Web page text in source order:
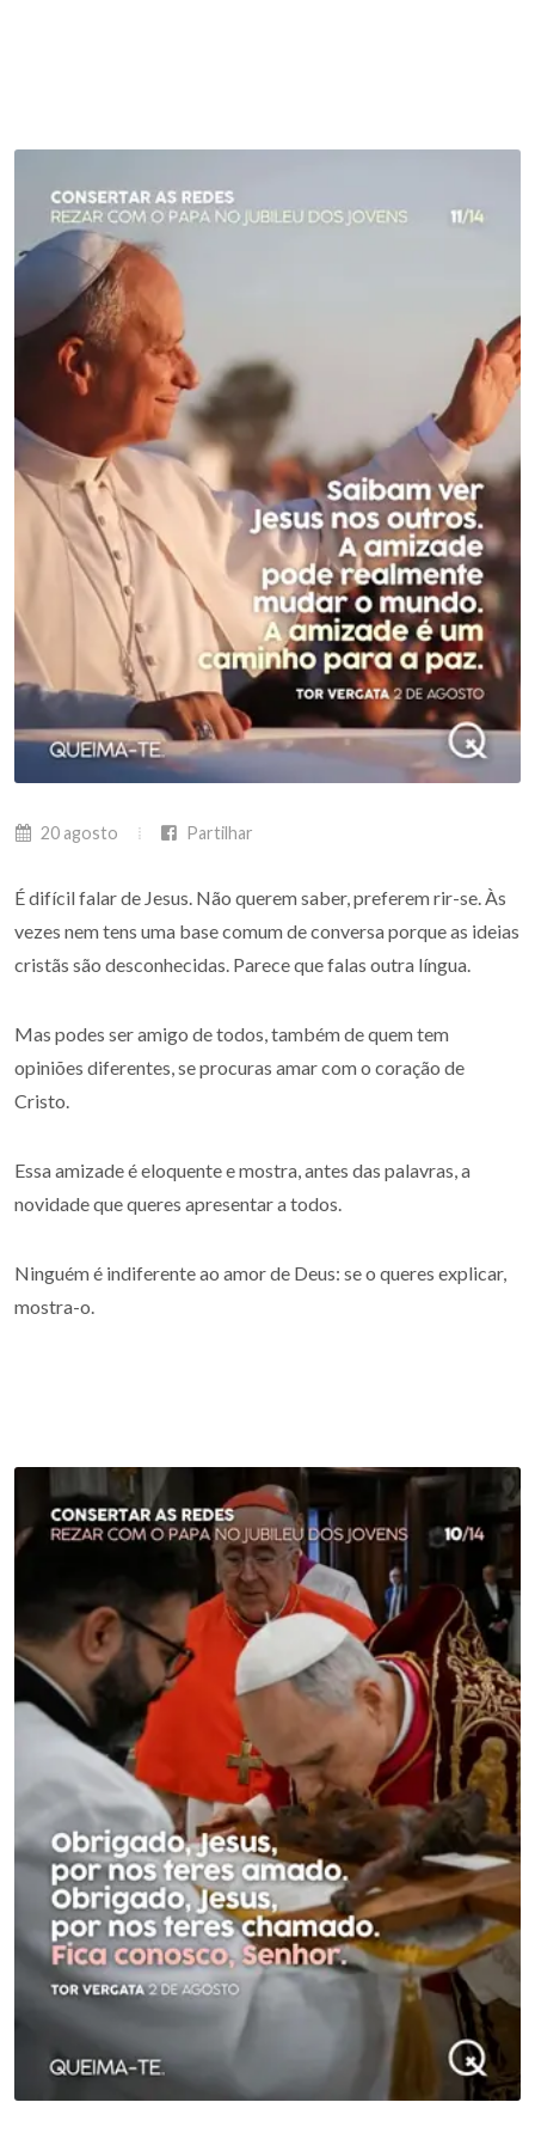
20 agosto Partilhar
É difícil falar de Jesus. Não querem saber, preferem rir-se. Às
vezes nem tens uma base comum de conversa porque as ideias
cristãs são desconhecidas. Parece que falas outra língua.
Mas podes ser amigo de todos, também de quem tem
opiniões diferentes, se procuras amar com o coração de
Cristo.
Essa amizade é eloquente e mostra, antes das palavras, a
novidade que queres apresentar a todos.
Ninguém é indiferente ao amor de Deus: se o queres explicar,
mostra-o.